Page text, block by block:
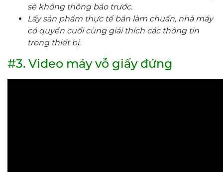
sẽ không thông báo trước.
Lấy sản phẩm thực tế bán làm chuẩn, nhà máy
có quyền cuối cùng giải thích các thông tin
trong thiết bị.
#3. Video máy vỗ giấy đứng